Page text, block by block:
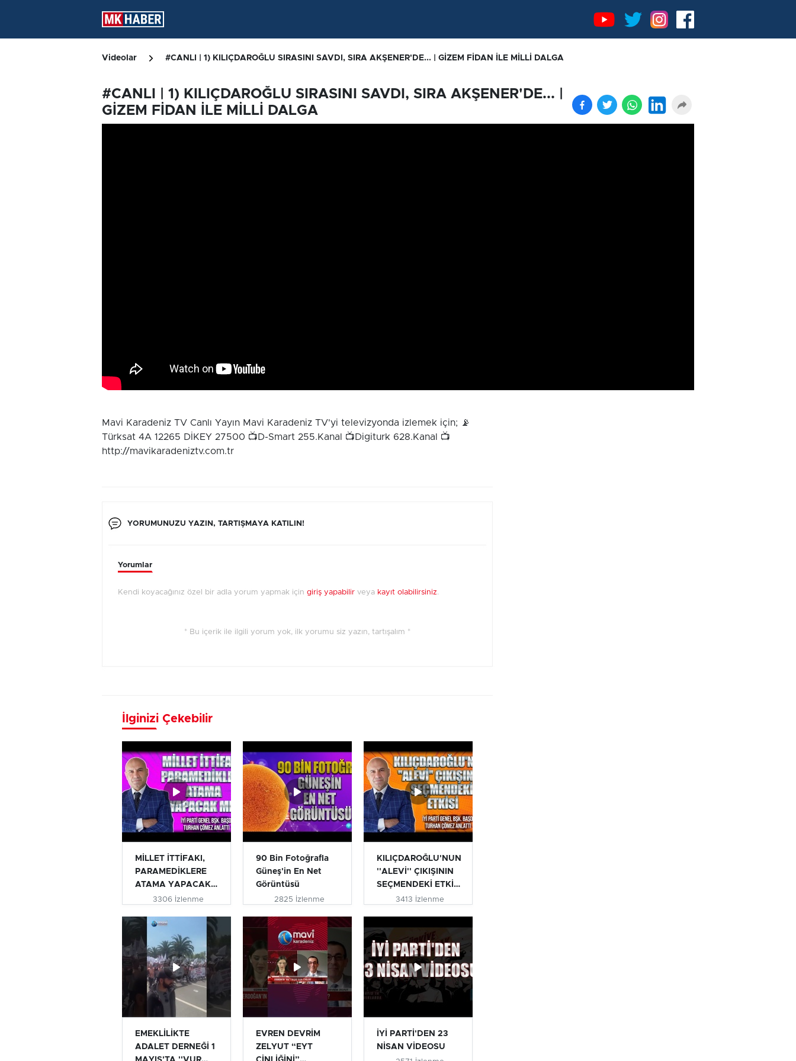
Videolar #CANLI | 1) KILIÇDAROĞLU SIRASINI SAVDI, SIRA AKŞENER'DE... | GİZEM FİDAN İLE MİLLİ DALGA
#CANLI | 1) KILIÇDAROĞLU SIRASINI SAVDI, SIRA AKŞENER'DE... |
GİZEM FİDAN İLE MİLLİ DALGA
Mavi Karadeniz TV Canlı Yayın Mavi Karadeniz TV'yi televizyonda izlemek için; 📡
Türksat 4A 12265 DİKEY 27500 📺D-Smart 255.Kanal 📺Digiturk 628.Kanal 📺
http://mavikaradeniztv.com.tr
YORUMUNUZU YAZIN, TARTIŞMAYA KATILIN!
Yorumlar
Kendi koyacağınız özel bir adla yorum yapmak için giriş yapabilir veya kayıt olabilirsiniz.
* Bu içerik ile ilgili yorum yok, ilk yorumu siz yazın, tartışalım *
İlginizi Çekebilir
MİLLET İTTİFAKI,
PARAMEDİKLERE
ATAMA YAPACAK
MI? | TURHAN...
3306 İzlenme
90 Bin Fotoğrafla
Güneş'in En Net
Görüntüsü
2825 İzlenme
KILIÇDAROĞLU'NUN
''ALEVİ'' ÇIKIŞININ
SEÇMENDEKİ ETKİSİ
3413 İzlenme
EMEKLİLİKTE
ADALET DERNEĞİ 1
EVREN DEVRİM
ZELYUT “EYT
İYİ PARTİ'DEN 23
NİSAN VİDEOSU